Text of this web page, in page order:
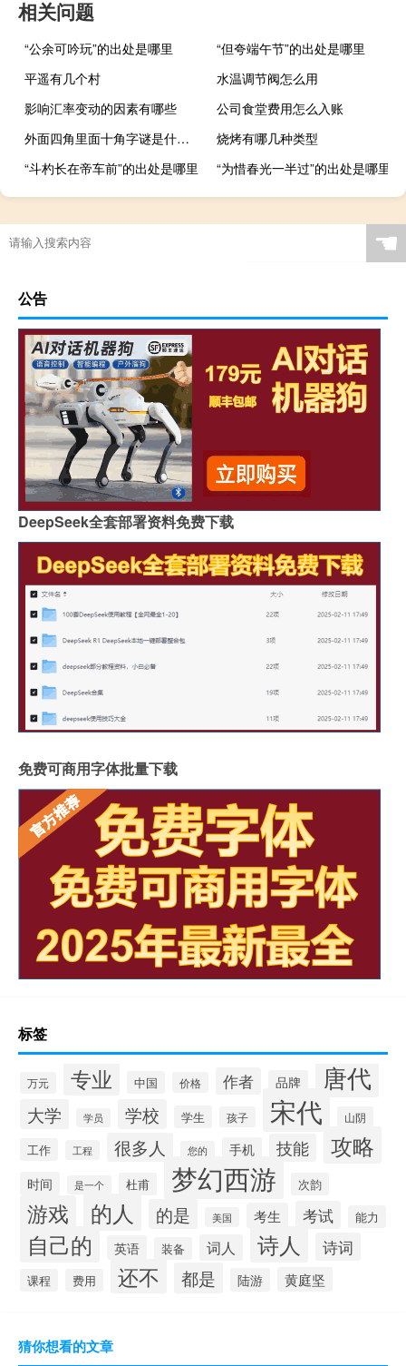
相关问题
“公余可吟玩”的出处是哪里
“但夸端午节”的出处是哪里
平遥有几个村
水温调节阀怎么用
影响汇率变动的因素有哪些
公司食堂费用怎么入账
外面四角里面十角字谜是什么（外面四角里面十角）
烧烤有哪几种类型
“斗杓长在帝车前”的出处是哪里
“为惜春光一半过”的出处是哪里
☚
公告
DeepSeek全套部署资料免费下载
免费可商用字体批量下载
标签
万元 专业 中国 价格 作者 品牌 唐代
大学 学员 学校 学生 孩子 宋代 山阴
工作 工程 很多人 您的 手机 技能 攻略
时间 是一个 杜甫 梦幻西游 次韵
游戏 的人 的是 美国 考生 考试 能力
自己的 英语 装备 词人 诗人 诗词
课程 费用 还不 都是 陆游 黄庭坚
猜你想看的文章